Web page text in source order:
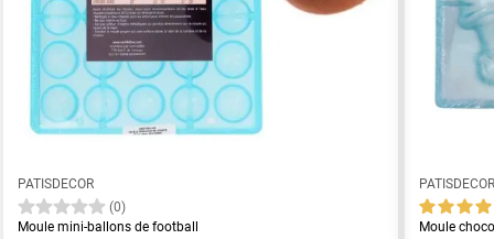
PATISDECOR
(0)
Moule mini-ballons de football
Moule